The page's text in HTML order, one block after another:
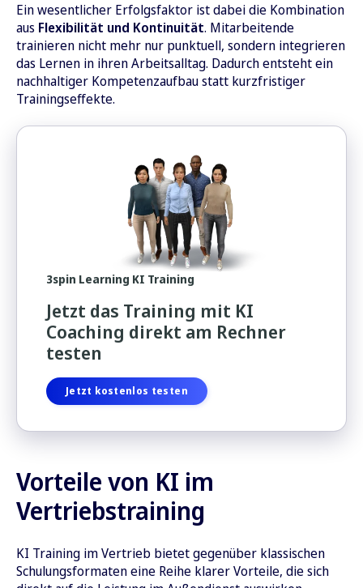
Ein wesentlicher Erfolgsfaktor ist dabei die Kombination
aus Flexibilität und Kontinuität. Mitarbeitende
trainieren nicht mehr nur punktuell, sondern integrieren
das Lernen in ihren Arbeitsalltag. Dadurch entsteht ein
nachhaltiger Kompetenzaufbau statt kurzfristiger
Trainingseffekte.
3spin Learning KI Training
Jetzt das Training mit KI
Coaching direkt am Rechner
testen
Jetzt kostenlos testen
Vorteile von KI im
Vertriebstraining
KI Training im Vertrieb bietet gegenüber klassischen
Schulungsformaten eine Reihe klarer Vorteile, die sich